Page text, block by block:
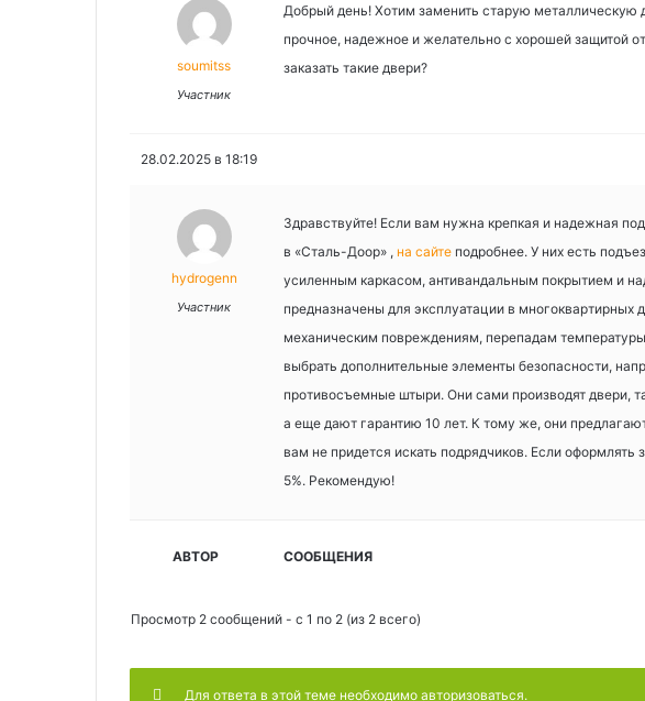
soumitss
Участник
Добрый день! Хотим заменить старую металлическую
прочное, надежное и желательно с хорошей защитой
заказать такие двери?
28.02.2025 в 18:19
hydrogenn
Участник
Здравствуйте! Если вам нужна крепкая и надежная
в «Сталь-Доор» , на сайте подробнее. У них есть
усиленным каркасом, антивандальным покрытием и
предназначены для эксплуатации в многоквартирных
механическим повреждениям, перепадам
выбрать дополнительные элементы безопасности,
противосъемные штыри. Они сами производят двери,
а еще дают гарантию 10 лет. К тому же, они
вам не придется искать подрядчиков. Если оформлять
5%. Рекомендую!
АВТОР СООБЩЕНИЯ
Просмотр 2 сообщений - с 1 по 2 (из 2 всего)
Для ответа в этой теме необходимо авторизоваться.